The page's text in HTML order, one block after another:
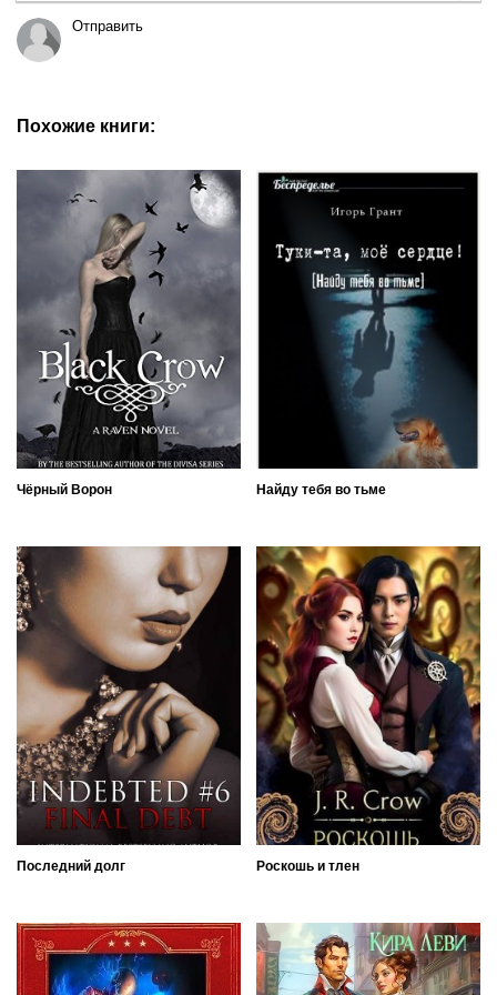
Отправить
Похожие книги:
Чёрный Ворон Найду тебя во тьме
Последний долг Роскошь и тлен